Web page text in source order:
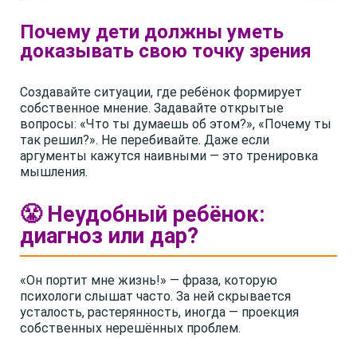
Почему дети должны уметь
доказывать свою точку зрения
Создавайте ситуации, где ребёнок формирует
собственное мнение. Задавайте открытые
вопросы: «Что ты думаешь об этом?», «Почему ты
так решил?». Не перебивайте. Даже если
аргументы кажутся наивными — это тренировка
мышления.
😤 Неудобный ребёнок:
диагноз или дар?
«Он портит мне жизнь!» — фраза, которую
психологи слышат часто. За ней скрывается
усталость, растерянность, иногда — проекция
собственных нерешённых проблем.